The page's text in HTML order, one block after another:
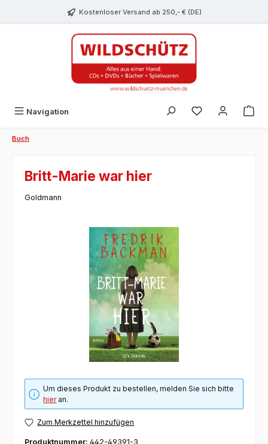
Kostenloser Versand ab 250,- € (DE)
Navigation Du hast 0
Buch
Britt-Marie war hier
Goldmann
Bildergalerie überspringen
Um dieses Produkt zu bestellen, melden Sie sich bitte
hieran.
Zum Merkzettel hinzufügen
Produktnummer: 442-49391-3